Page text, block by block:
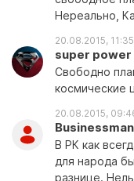
Нереально,
20.08.2015, 11:35
super power
Свободно
космические
20.08.2015,
Businessman
В РК как
для народа
разнице.